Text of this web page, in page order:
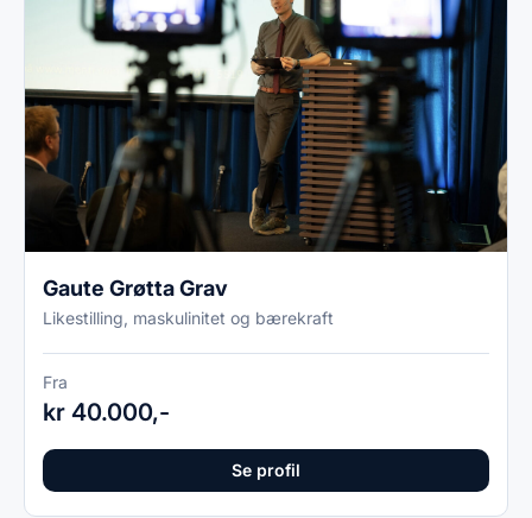
Gaute Grøtta Grav
Likestilling, maskulinitet og bærekraft
Fra
kr 40.000,-
Se profil